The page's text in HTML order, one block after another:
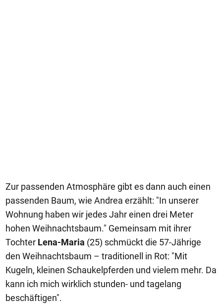
Zur passenden Atmosphäre gibt es dann auch einen
passenden Baum, wie Andrea erzählt: "In unserer
Wohnung haben wir jedes Jahr einen drei Meter
hohen Weihnachtsbaum." Gemeinsam mit ihrer
Tochter Lena-Maria (25) schmückt die 57-Jährige
den Weihnachtsbaum – traditionell in Rot: "Mit
Kugeln, kleinen Schaukelpferden und vielem mehr. Da
kann ich mich wirklich stunden- und tagelang
beschäftigen".